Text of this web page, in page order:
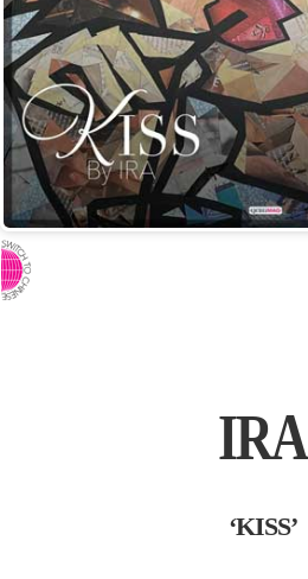
IRA
‘KISS’